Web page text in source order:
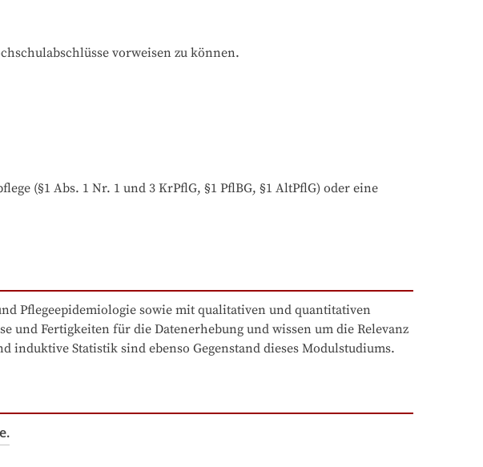
vorweisen zu können.
(§1 Abs. 1 Nr. 1 und 3 KrPflG, §1 PflBG, §1 AltPflG) oder eine
Pflegeepidemiologie sowie mit qualitativen und quantitativen
und Fertigkeiten für die Datenerhebung und wissen um die Relevanz
Statistik sind ebenso Gegenstand dieses Modulstudiums.